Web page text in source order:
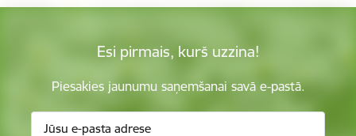
Esi pirmais, kurš uzzina!
Piesakies jaunumu saņemšanai savā e-pastā.